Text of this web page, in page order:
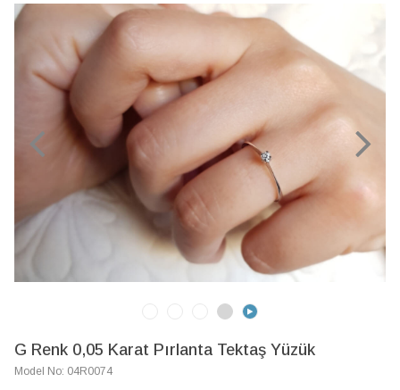
G Renk 0,05 Karat Pırlanta Tektaş Yüzük
Model No: 04R0074